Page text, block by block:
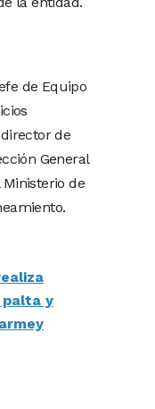
de Equipo
de
General
de
palta y